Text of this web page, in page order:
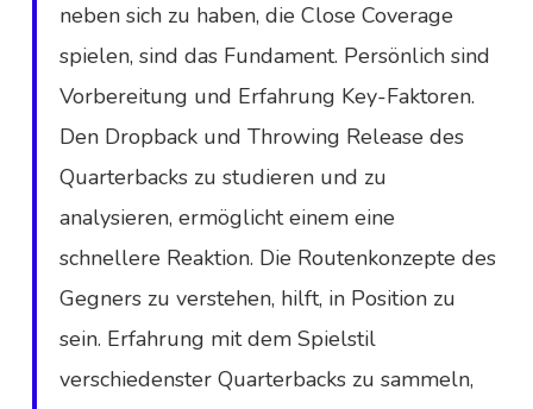
neben sich zu haben, die Close Coverage
spielen, sind das Fundament. Persönlich sind
Vorbereitung und Erfahrung Key-Faktoren.
Den Dropback und Throwing Release des
Quarterbacks zu studieren und zu
analysieren, ermöglicht einem eine
schnellere Reaktion. Die Routenkonzepte des
Gegners zu verstehen, hilft, in Position zu
sein. Erfahrung mit dem Spielstil
verschiedenster Quarterbacks zu sammeln,